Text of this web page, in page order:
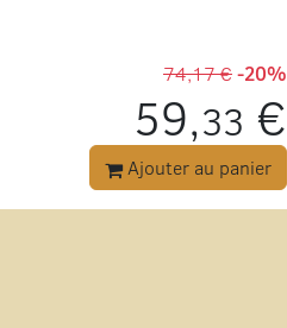
74,17 €-20%
59,33 €
Ajouter au panier